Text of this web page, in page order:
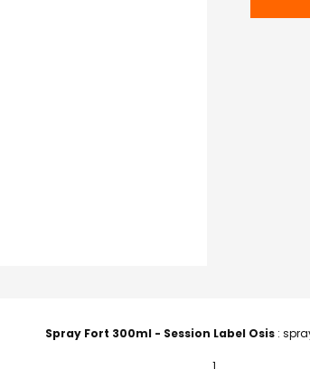
Spray Fort 300ml - Session Label Osis :